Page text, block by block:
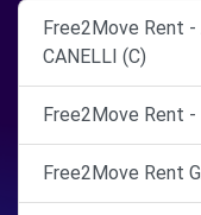
Free2Move Rent -
CANELLI (C)
Free2Move Rent -
Free2Move Rent